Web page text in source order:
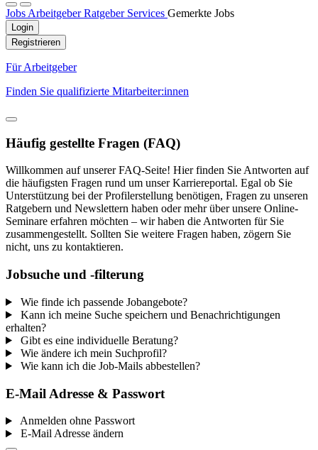
Jobs ArbeitgeberRatgeber Services Gemerkte Jobs
Login
Registrieren
Für Arbeitgeber
Finden Sie qualifizierte Mitarbeiter:innen
Häufig gestellte Fragen (FAQ)
Willkommen auf unserer FAQ-Seite! Hier finden Sie Antworten auf
die häufigsten Fragen rund um unser Karriereportal. Egal ob Sie
Unterstützung bei der Profilerstellung benötigen, Fragen zu unseren
Ratgebern und Newslettern haben oder mehr über unsere Online-
Seminare erfahren möchten – wir haben die Antworten für Sie
zusammengestellt. Sollten Sie weitere Fragen haben, zögern Sie
nicht, uns zu kontaktieren.
Jobsuche und -filterung
Wie finde ich passende Jobangebote?
Kann ich meine Suche speichern und Benachrichtigungen
erhalten?
Gibt es eine individuelle Beratung?
Wie ändere ich mein Suchprofil?
Wie kann ich die Job-Mails abbestellen?
E-Mail Adresse & Passwort
Anmelden ohne Passwort
E-Mail Adresse ändern